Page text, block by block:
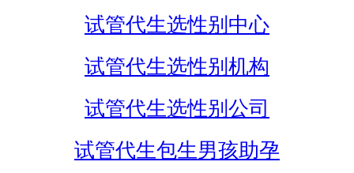
试管代生选性别中心
试管代生选性别机构
试管代生选性别公司
试管代生包生男孩助孕